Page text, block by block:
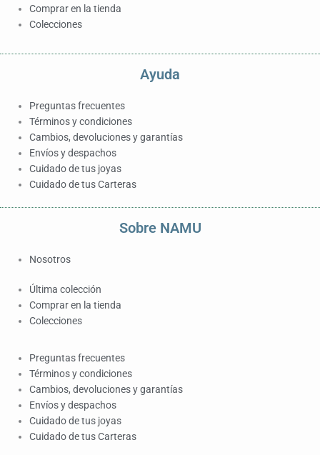
Comprar en la tienda
Colecciones
Ayuda
Preguntas frecuentes
Términos y condiciones
Cambios, devoluciones y garantías
Envíos y despachos
Cuidado de tus joyas
Cuidado de tus Carteras
Sobre NAMU
Nosotros
Última colección
Comprar en la tienda
Colecciones
Preguntas frecuentes
Términos y condiciones
Cambios, devoluciones y garantías
Envíos y despachos
Cuidado de tus joyas
Cuidado de tus Carteras